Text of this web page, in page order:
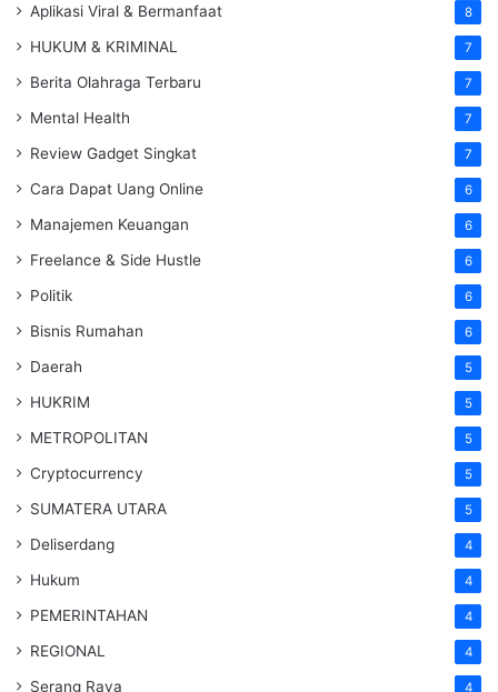
Aplikasi Viral & Bermanfaat 8
HUKUM & KRIMINAL 7
Berita Olahraga Terbaru 7
Mental Health 7
Review Gadget Singkat 7
Cara Dapat Uang Online 6
Manajemen Keuangan 6
Freelance & Side Hustle 6
Politik 6
Bisnis Rumahan 6
Daerah 5
HUKRIM 5
METROPOLITAN 5
Cryptocurrency 5
SUMATERA UTARA 5
Deliserdang 4
Hukum 4
PEMERINTAHAN 4
REGIONAL 4
Serang Raya 4